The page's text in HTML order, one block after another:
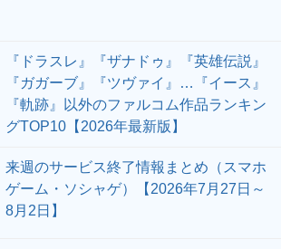
『ドラスレ』『ザナドゥ』『英雄伝説』
『ガガーブ』『ツヴァイ』…『イース』
『軌跡』以外のファルコム作品ランキン
グTOP10【2026年最新版】
来週のサービス終了情報まとめ（スマホ
ゲーム・ソシャゲ）【2026年7月27日～
8月2日】